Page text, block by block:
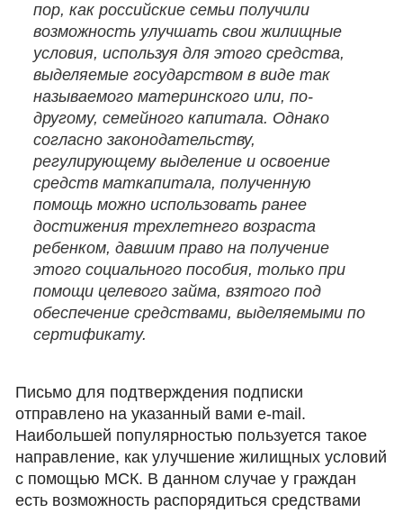
пор, как российские семьи получили
возможность улучшать свои жилищные
условия, используя для этого средства,
выделяемые государством в виде так
называемого материнского или, по-
другому, семейного капитала. Однако
согласно законодательству,
регулирующему выделение и освоение
средств маткапитала, полученную
помощь можно использовать ранее
достижения трехлетнего возраста
ребенком, давшим право на получение
этого социального пособия, только при
помощи целевого займа, взятого под
обеспечение средствами, выделяемыми по
сертификату.
Письмо для подтверждения подписки
отправлено на указанный вами e-mail.
Наибольшей популярностью пользуется такое
направление, как улучшение жилищных условий
с помощью МСК. В данном случае у граждан
есть возможность распорядиться средствами